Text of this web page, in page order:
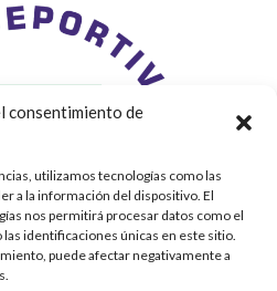
consentimiento de
utilizamos tecnologías como las
a la información del dispositivo. El
nos permitirá procesar datos como el
identificaciones únicas en este sitio.
puede afectar negativamente a